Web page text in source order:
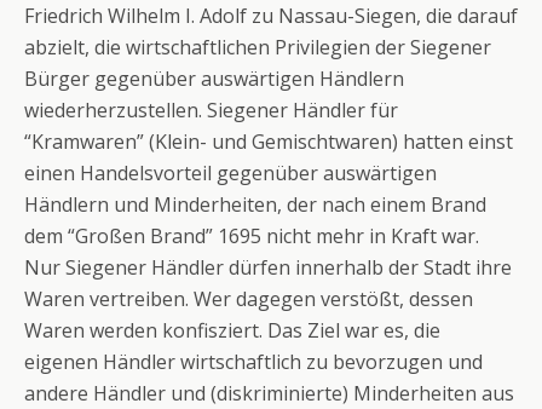
Friedrich Wilhelm I. Adolf zu Nassau-Siegen, die darauf
abzielt, die wirtschaftlichen Privilegien der Siegener
Bürger gegenüber auswärtigen Händlern
wiederherzustellen. Siegener Händler für
“Kramwaren” (Klein- und Gemischtwaren) hatten einst
einen Handelsvorteil gegenüber auswärtigen
Händlern und Minderheiten, der nach einem Brand
dem “Großen Brand” 1695 nicht mehr in Kraft war.
Nur Siegener Händler dürfen innerhalb der Stadt ihre
Waren vertreiben. Wer dagegen verstößt, dessen
Waren werden konfisziert. Das Ziel war es, die
eigenen Händler wirtschaftlich zu bevorzugen und
andere Händler und (diskriminierte) Minderheiten aus